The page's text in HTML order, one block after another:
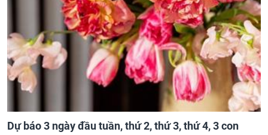
Dự báo 3 ngày đầu tuần, thứ 2, thứ 3, thứ 4, 3 con